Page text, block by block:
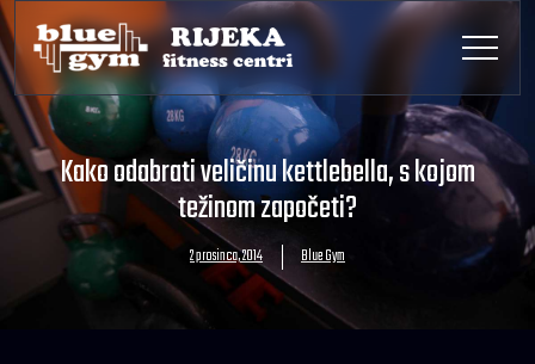
Kako odabrati veličinu kettlebella, s kojom
težinom započeti?
2 prosinca, 2014 Blue Gym